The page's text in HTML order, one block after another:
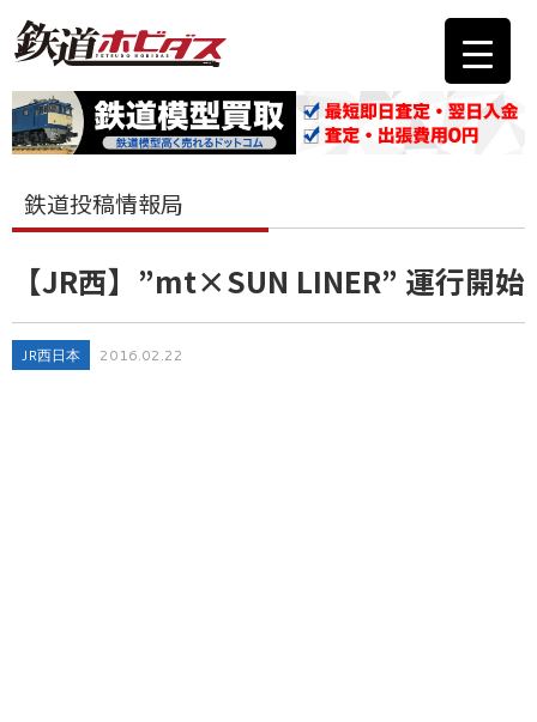
鉄道投稿情報局
【JR西】”mt×SUN LINER” 運行開始
JR西日本 2016.02.22